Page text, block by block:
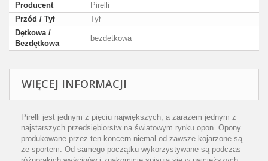
Producent
Pirelli
Przód / Tył
Tył
Dętkowa /
Bezdętkowa
bezdętkowa
WIĘCEJ INFORMACJI
Pirelli jest jednym z pięciu największych, a zarazem jednym z
najstarszych przedsiębiorstw na światowym rynku opon. Opony
produkowane przez ten koncern niemal od zawsze kojarzone są
ze sportem. Od samego początku wykorzystywane są podczas